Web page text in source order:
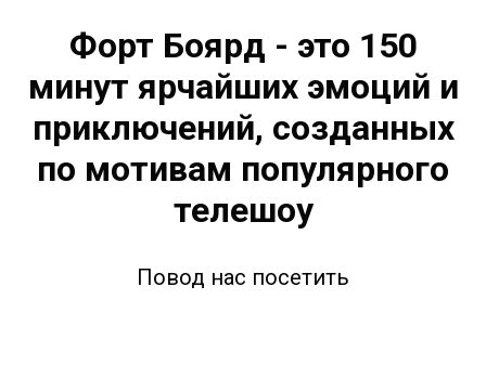
Форт Боярд - это 150
минут ярчайших эмоций и
приключений, созданных
по мотивам популярного
телешоу
Повод нас посетить